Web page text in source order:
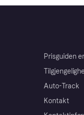
Prisguiden
Auto-Track
Kontakt